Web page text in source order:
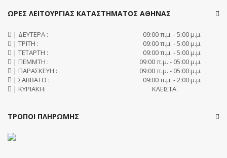
ΩΡΕΣ ΛΕΙΤΟΥΡΓΙΑΣ ΚΑΤΑΣΤΗΜΑΤΟΣ ΑΘΗΝΑΣ
| ΔΕΥΤΕΡΑ :
09:00 π.μ. - 5:00 μ.μ.
| ΤΡΙΤΗ :
09:00 π.μ. - 5:00 μ.μ.
| ΤΕΤΑΡΤΗ :
09:00 π.μ. - 5:00 μ.μ.
| ΠΕΜΜΤΗ :
09:00 π.μ. - 05:00 μ.μ.
| ΠΑΡΑΣΚΕΥΗ :
09:00 π.μ. - 05:00 μ.μ.
| ΣΑΒΒΑΤΟ :
09:00 π.μ. - 2:00 μ.μ.
| ΚΥΡΙΑΚΗ:
ΚΛΕΙΣΤΑ
ΤΡΟΠΟΙ ΠΛΗΡΩΜΗΣ